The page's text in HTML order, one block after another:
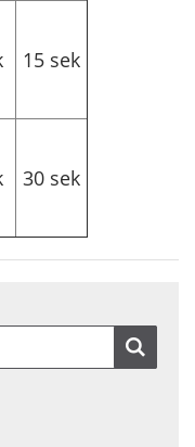
15 sek
30 sek